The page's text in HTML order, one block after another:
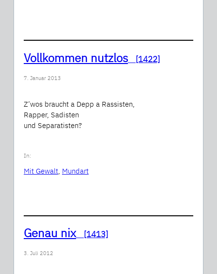
Vollkommen nutzlos [1422]
7. Januar 2013
Z’wos braucht a Depp a Rassisten,
Rapper, Sadisten
und Separatisten?
In:
Mit Gewalt Mundart
Genau nix[1413]
3. Juli 2012